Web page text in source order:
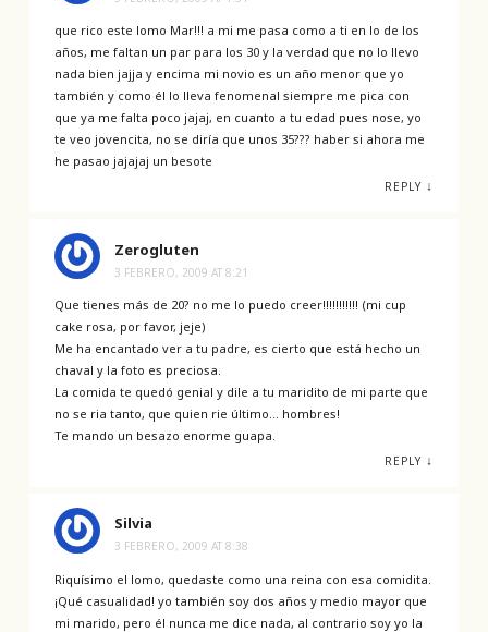
que rico este lomo Mar!!! a mi me pasa como a ti en lo de los
años, me faltan un par para los 30 y la verdad que no lo llevo
nada bien jajja y encima mi novio es un año menor que yo
también y como él lo lleva fenomenal siempre me pica con
que ya me falta poco jajaj, en cuanto a tu edad pues nose, yo
te veo jovencita, no se diría que unos 35??? haber si ahora me
he pasao jajajaj un besote
REPLY ↓
Zerogluten
3 FEBRERO, 2009 AT 8:21
Que tienes más de 20? no me lo puedo creer!!!!!!!!!!! (mi cup
cake rosa, por favor, jeje)
Me ha encantado ver a tu padre, es cierto que está hecho un
chaval y la foto es preciosa.
La comida te quedó genial y dile a tu maridito de mi parte que
no se ria tanto, que quien rie último… hombres!
Te mando un besazo enorme guapa.
REPLY ↓
Silvia
3 FEBRERO, 2009 AT 8:38
Riquísimo el lomo, quedaste como una reina con esa comidita.
¡Qué casualidad! yo también soy dos años y medio mayor que
mi marido, pero él nunca me dice nada, al contrario soy yo la